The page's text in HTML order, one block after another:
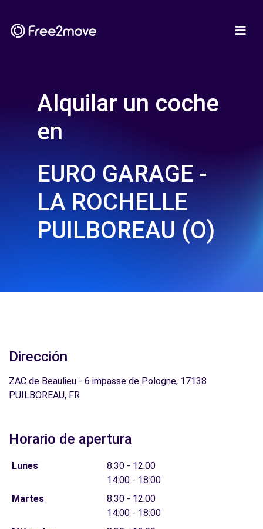
Alquilar un coche
en
EURO GARAGE -
LA ROCHELLE
PUILBOREAU (O)
Dirección
ZAC de Beaulieu - 6 impasse de Pologne, 17138
PUILBOREAU, FR
Horario de apertura
Lunes
8:30 - 12:00
14:00 - 18:00
Martes
8:30 - 12:00
14:00 - 18:00